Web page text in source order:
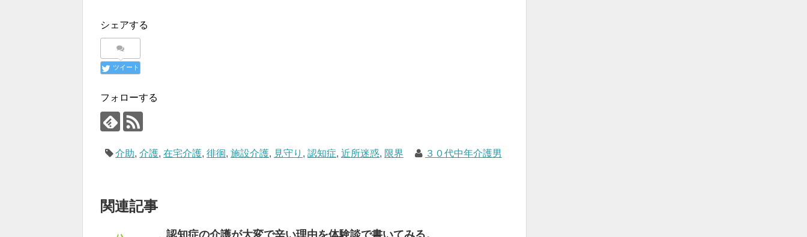
シェアする
ツイート
フォローする
介助,介護,在宅介護,徘徊,施設介護, 見守り ,認知症,近所迷惑, 限界 ３０代中年介護男
関連記事